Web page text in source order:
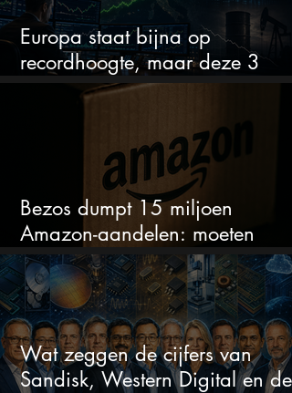
Europa staat bijna op
recordhoogte, maar deze 3
sectoren vallen nu op
Bezos dumpt 15 miljoen
Amazon-aandelen: moeten
beleggers zich zorgen maken?
Wat zeggen de cijfers van
Sandisk, Western Digital en de